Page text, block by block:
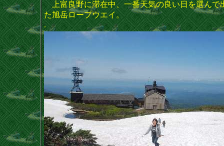
上富良野に滞在中、一番天気の良い日を選んで
た旭岳ロープウエイ。
.